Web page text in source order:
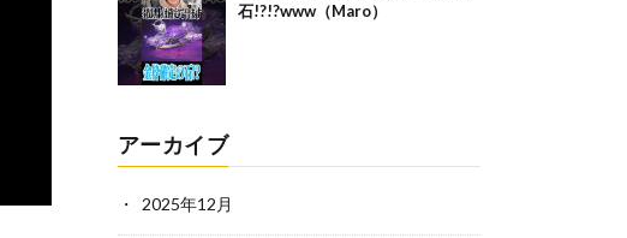
石!?!?www（Maro）
アーカイブ
2025年12月